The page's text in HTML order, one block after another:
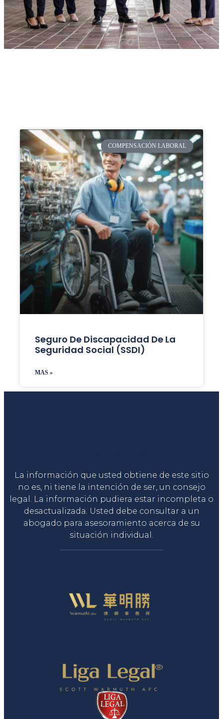
COMPENSACIÓN LABORAL
Seguro De Discapacidad De La
Seguridad Social (SSDI)
MAS »
La información que usted obtiene de este sitio
no es, ni tiene la intención de ser, un consejo
legal. La información pudiera estar incompleta o
desactualizada. Usted debe consultar a un
abogado para asesoramiento acerca de su
situación individual.